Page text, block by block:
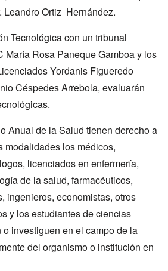
Leandro Ortiz Hernández.
Tecnológica con un tribunal
María Rosa Paneque Gamboa y los
Yordanis Figueredo
Céspedes Arrebola, evaluarán
Anual de la Salud tienen derecho a
modalidades los médicos,
licenciados en enfermería,
de la salud, farmacéuticos,
ingenieros, economistas, otros
y los estudiantes de ciencias
investiguen en el campo de la
del organismo o institución en